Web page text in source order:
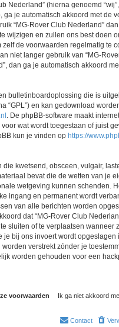
Nederland” (hierna genoemd “wij”,
ga je automatisch akkoord met de
“MG-Rover Club Nederland”
wijzigen en zullen ons best doen
de voorwaarden regelmatig te
niet langer gebruik van “MG-
dan ga je automatisch akkoord
bulletinboardoplossing die is
“GPL”) en kan gedownload
. De phpBB-software maakt
wat wordt toegestaan of juist
kun je vinden op https://
kwetsend, obsceen, vulgair,
bevat die de wetten van je
wetgeving kunnen schenden.
ingang en permanent wordt
van alle berichten worden
dat “MG-Rover Club
sluiten of te verplaatsen wanneer
je bij ons invoert wordt
verstrekt zónder je
worden gehouden voor een
Contact